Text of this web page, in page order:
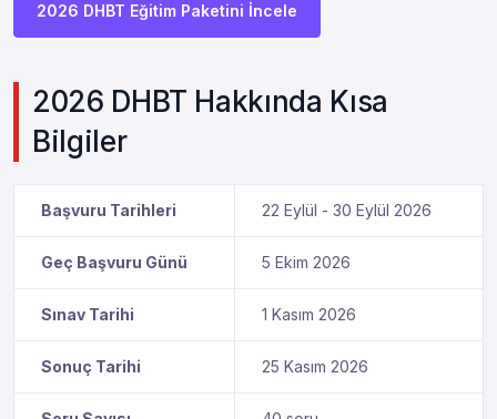
2026 DHBT Eğitim Paketini İncele
2026 DHBT Hakkında Kısa
Bilgiler
Başvuru Tarihleri 22 Eylül - 30 Eylül 2026
Geç Başvuru Günü 5 Ekim 2026
Sınav Tarihi 1 Kasım 2026
Sonuç Tarihi 25 Kasım 2026